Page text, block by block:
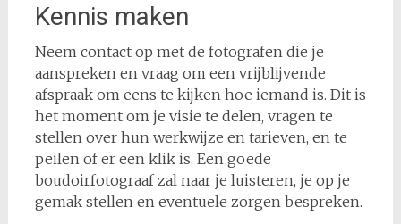
Kennis maken
Neem contact op met de fotografen die je
aanspreken en vraag om een vrijblijvende
afspraak om eens te kijken hoe iemand is. Dit is
het moment om je visie te delen, vragen te
stellen over hun werkwijze en tarieven, en te
peilen of er een klik is. Een goede
boudoirfotograaf zal naar je luisteren, je op je
gemak stellen en eventuele zorgen bespreken.